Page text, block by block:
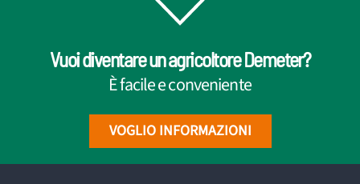
Vuoi diventare un agricoltore Demeter?
È facile e conveniente
VOGLIO INFORMAZIONI